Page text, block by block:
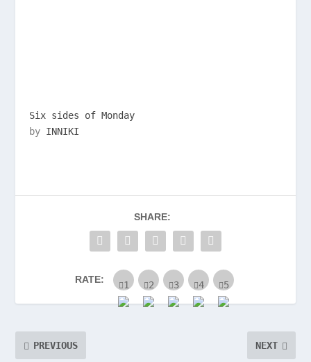
Six sides of Monday
by INNIKI
SHARE:
RATE:
PREVIOUS NEXT